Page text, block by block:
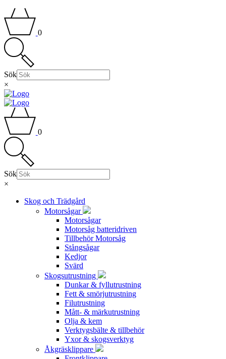
0
Sök
×
0
Sök
×
Skog och Trädgård
Motorsågar
Motorsågar
Motorsåg batteridriven
Tillbehör Motorsåg
Stångsågar
Kedjor
Svärd
Skogsutrustning
Dunkar & fyllutrustning
Fett & smörjutrustning
Filutrustning
Mått- & märkutrustning
Olja & kem
Verktygsbälte & tillbehör
Yxor & skogsverktyg
Åkgräsklippare